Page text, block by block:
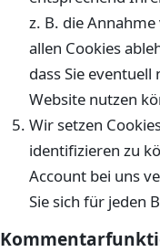
z. B. die
allen Cookies
dass Sie
Website nutzen
Wir setzen
identifizieren zu
Account bei uns
Sie sich für jeden